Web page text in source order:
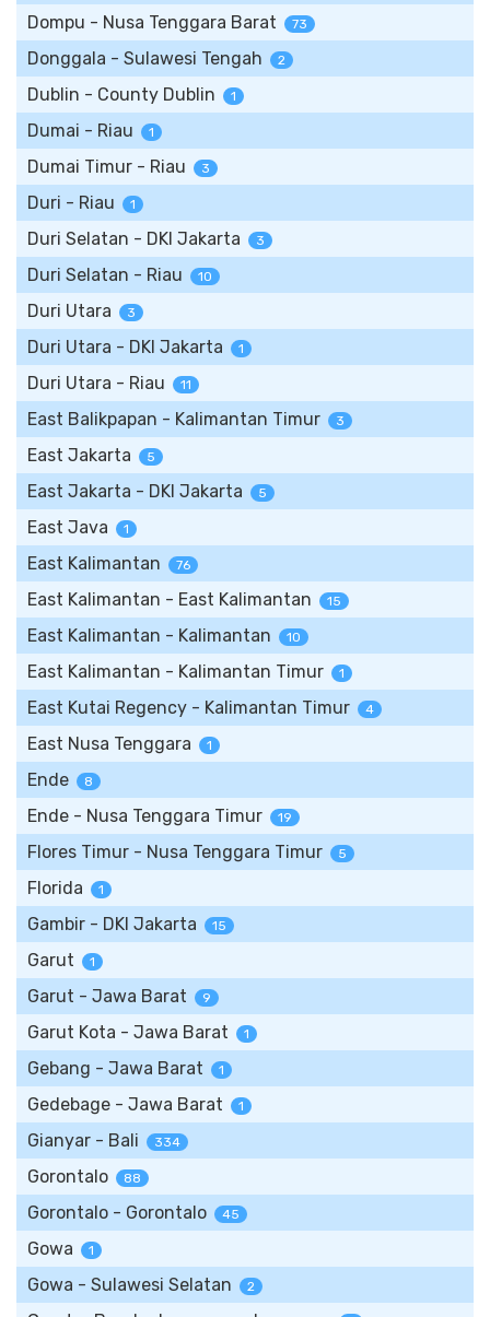
Dompu - Nusa Tenggara Barat 73
Donggala - Sulawesi Tengah 2
Dublin - County Dublin 1
Dumai - Riau 1
Dumai Timur - Riau 3
Duri - Riau 1
Duri Selatan - DKI Jakarta 3
Duri Selatan - Riau 10
Duri Utara 3
Duri Utara - DKI Jakarta 1
Duri Utara - Riau 11
East Balikpapan - Kalimantan Timur 3
East Jakarta 5
East Jakarta - DKI Jakarta 5
East Java 1
East Kalimantan 76
East Kalimantan - East Kalimantan 15
East Kalimantan - Kalimantan 10
East Kalimantan - Kalimantan Timur 1
East Kutai Regency - Kalimantan Timur 4
East Nusa Tenggara 1
Ende 8
Ende - Nusa Tenggara Timur 19
Flores Timur - Nusa Tenggara Timur 5
Florida 1
Gambir - DKI Jakarta 15
Garut 1
Garut - Jawa Barat 9
Garut Kota - Jawa Barat 1
Gebang - Jawa Barat 1
Gedebage - Jawa Barat 1
Gianyar - Bali 334
Gorontalo 88
Gorontalo - Gorontalo 45
Gowa 1
Gowa - Sulawesi Selatan 2